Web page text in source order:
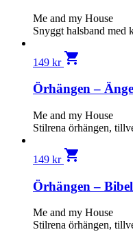
Me and my House
Snyggt halsband med
149 kr shopping_cart
Örhängen –
Me and my House
Stilrena örhängen,
149 kr shopping_cart
Örhängen –
Me and my House
Stilrena örhängen,